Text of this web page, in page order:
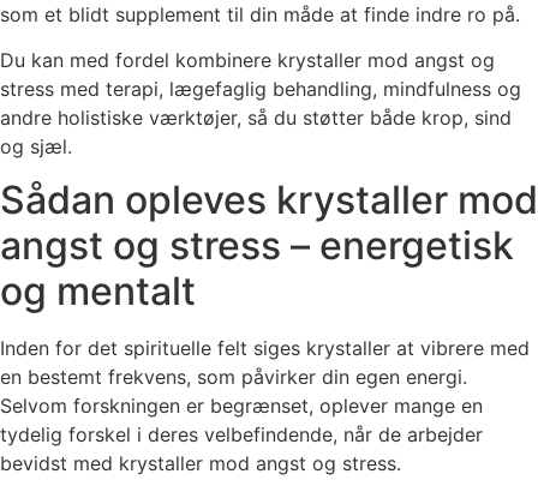
som et blidt supplement til din måde at finde indre ro på.
Du kan med fordel kombinere krystaller mod angst og
stress med terapi, lægefaglig behandling, mindfulness og
andre holistiske værktøjer, så du støtter både krop, sind
og sjæl.
Sådan opleves krystaller mod
angst og stress – energetisk
og mentalt
Inden for det spirituelle felt siges krystaller at vibrere med
en bestemt frekvens, som påvirker din egen energi.
Selvom forskningen er begrænset, oplever mange en
tydelig forskel i deres velbefindende, når de arbejder
bevidst med krystaller mod angst og stress.